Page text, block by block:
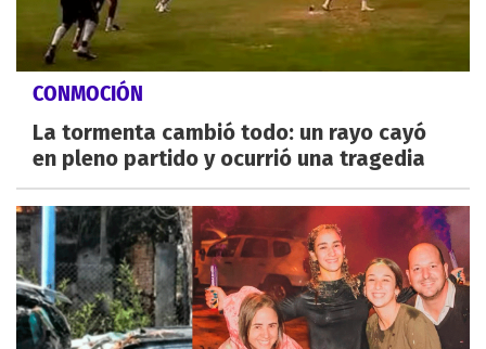
CONMOCIÓN
La tormenta cambió todo: un rayo cayó
en pleno partido y ocurrió una tragedia